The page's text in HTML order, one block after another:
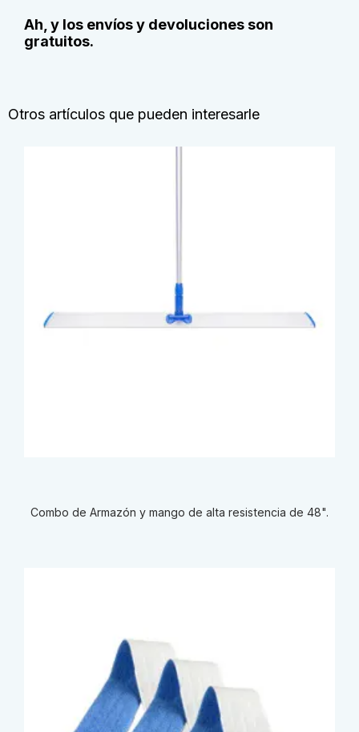
Ah, y los envíos y devoluciones son
gratuitos.
Otros artículos que pueden interesarle
Combo de Armazón y mango de alta resistencia de 48".